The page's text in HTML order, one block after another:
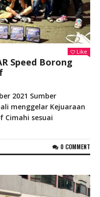
Like
Speed Borong
2021 Sumber
menggelar Kejuaraan
Cimahi sesuai
0 COMMENT